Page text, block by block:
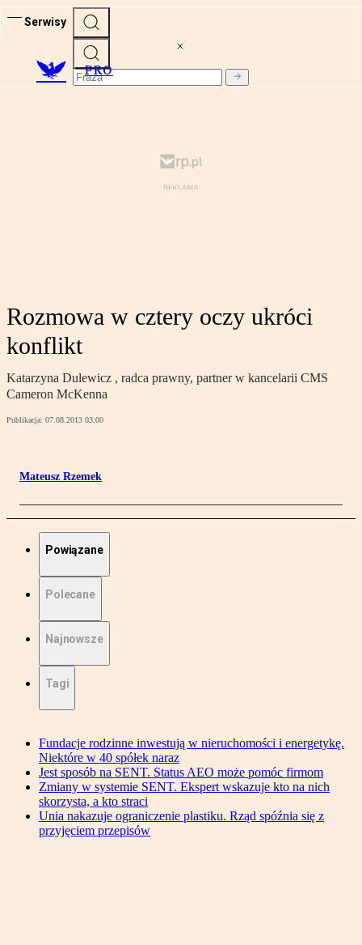
Serwisy
PRO
Rozmowa w cztery oczy ukróci
konflikt
Katarzyna Dulewicz , radca prawny, partner w kancelarii CMS
Cameron McKenna
Publikacja: 07.08.2013 03:00
Mateusz Rzemek
Powiązane
Polecane
Najnowsze
Tagi
Fundacje rodzinne inwestują w nieruchomości i energetykę.
Niektóre w 40 spółek naraz
Jest sposób na SENT. Status AEO może pomóc firmom
Zmiany w systemie SENT. Ekspert wskazuje kto na nich
skorzysta, a kto straci
Unia nakazuje ograniczenie plastiku. Rząd spóźnia się z
przyjęciem przepisów